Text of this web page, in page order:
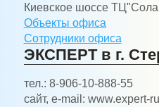
Киевское шоссе
Объекты офиса
Сотрудники офиса
ЭКСПЕРТ в г.
тел.: 8-906-10-888-55
сайт, e-mail: www.expert-